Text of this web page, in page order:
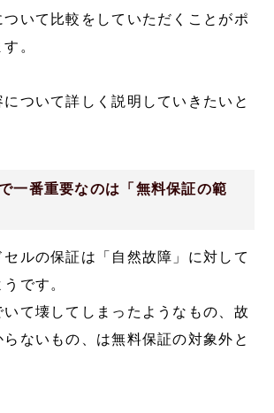
いて比較をしていただくことがポ
。
ついて詳しく説明していきたいと
一番重要なのは「無料保証の範
ルの保証は「自然故障」に対して
です。
て壊してしまったようなもの、故
ないもの、は無料保証の対象外と